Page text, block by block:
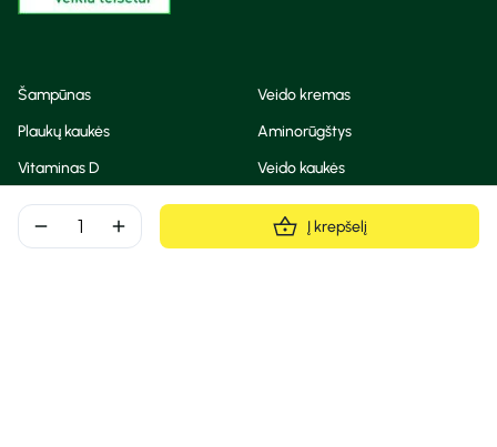
remove add Į krepšelį
Šampūnas
Veido kremas
Plaukų kaukės
Aminorūgštys
Vitaminas D
Veido kaukės
Korėjietiška kosmetika
Eteriniai aliejai
Dezodorantas
BB ir CC kremas